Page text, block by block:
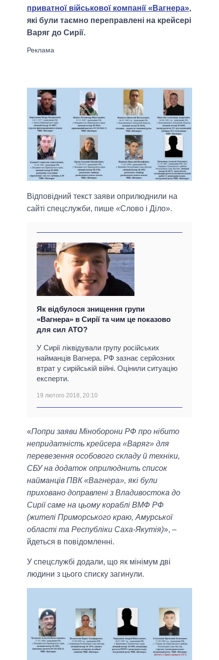
приватної військової компанії «Вагнера»,
які були таємно переправлені на крейсері
Варяг до Сирії.
Відповідний текст заяви оприлюднили на
сайті спецслужби, пише «Слово і Діло».
Як відбулося знищення групи
«Вагнера» в Сирії та чим це показово
для сил АТО?
У Сирії ліквідували групу російських
найманців Вагнера. РФ зазнає серйозних
втрат у сирійській війні. Оцінили ситуацію
експерти.
19 лютого 2018, 20:10
«Попри заяви Міноборони РФ про нібито
непридатність крейсера «Варяг» для
перевезення особового складу й техніки,
СБУ на додаток оприлюднить список
найманців ПВК «Вагнера», які були
приховано доправлені з Владивостока до
Сирії саме на цьому кораблі ВМФ РФ
(жителі Приморського краю, Амурської
області та Республіки Саха-Якутія)», –
йдеться в повідомленні.
У спецслужбі додали, що як мінімум дві
людини з цього списку загинули.